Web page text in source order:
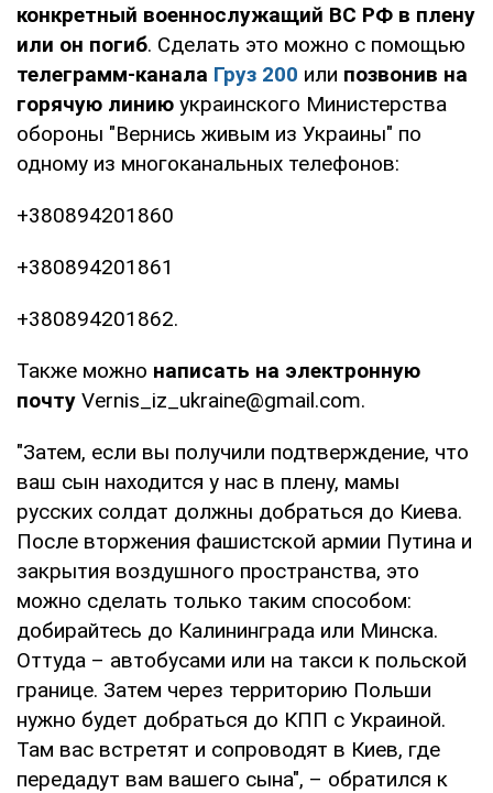
конкретный военнослужащий ВС РФ в плену
или он погиб. Сделать это можно с помощью
телеграмм-канала Груз 200 или позвонив на
горячую линию украинского Министерства
обороны "Вернись живым из Украины" по
одному из многоканальных телефонов:
+380894201860
+380894201861
+380894201862.
Также можно написать на электронную
почту Vernis_iz_ukraine@gmail.com.
"Затем, если вы получили подтверждение, что
ваш сын находится у нас в плену, мамы
русских солдат должны добраться до Киева.
После вторжения фашистской армии Путина и
закрытия воздушного пространства, это
можно сделать только таким способом:
добирайтесь до Калининграда или Минска.
Оттуда – автобусами или на такси к польской
границе. Затем через территорию Польши
нужно будет добраться до КПП с Украиной.
Там вас встретят и сопроводят в Киев, где
передадут вам вашего сына", – обратился к